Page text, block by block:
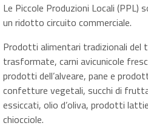
Le Piccole Produzioni Locali (PPL)
un ridotto circuito commerciale.
Prodotti alimentari tradizionali del
trasformate, carni avicunicole
prodotti dell’alveare, pane e
confetture vegetali, succhi di
essiccati, olio d’oliva, prodotti
chiocciole.